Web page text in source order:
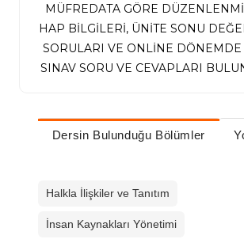
MÜFREDATA GÖRE
HAP BİLGİLERİ, ÜNİTE SONU
SORULARI VE ONLİNE DÖNEMDE
SINAV SORU VE CEVAPLARI
Dersin Bulunduğu Bölümler
Halkla İlişkiler ve Tanıtım
İnsan Kaynakları Yönetimi